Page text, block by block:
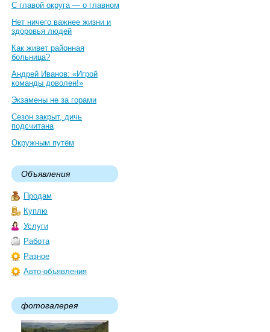
С главой округа — о главном
Нет ничего важнее жизни и
здоровья людей
Как живет районная
больница?
Андрей Иванов: «Игрой
команды доволен!»
Экзамены не за горами
Сезон закрыт, дичь
подсчитана
Окружным путём
Объявления
Продам
Куплю
Услуги
Работа
Разное
Авто-объявления
фотогалерея